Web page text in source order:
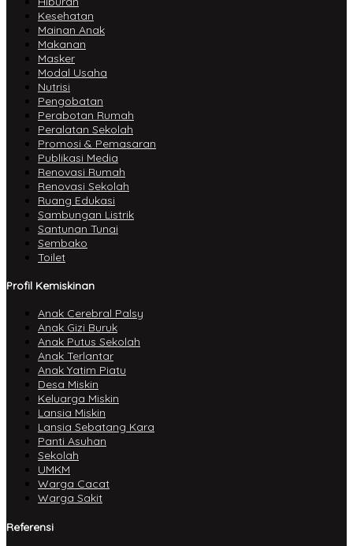
Kesehatan
Mainan Anak
Makanan
Masker
Modal Usaha
Nutrisi
Pengobatan
Perabotan Rumah
Peralatan Sekolah
Promosi & Pemasaran
Publikasi Media
Renovasi Rumah
Renovasi Sekolah
Ruang Edukasi
Sambungan Listrik
Santunan Tunai
Sembako
Toilet
Profil Kemiskinan
Anak Cerebral Palsy
Anak Gizi Buruk
Anak Putus Sekolah
Anak Terlantar
Anak Yatim Piatu
Desa Miskin
Keluarga Miskin
Lansia Miskin
Lansia Sebatang Kara
Panti Asuhan
Sekolah
UMKM
Warga Cacat
Warga Sakit
Referensi